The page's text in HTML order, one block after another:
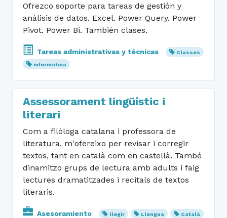
Ofrezco soporte para tareas de gestión y
análisis de datos. Excel. Power Query. Power
Pivot. Power Bi. También clases.
Tareas administrativas y técnicas
Classes
informática
Assessorament lingüístic i
literari
Com a filòloga catalana i professora de
literatura, m'ofereixo per revisar i corregir
textos, tant en català com en castellà. També
dinamitzo grups de lectura amb adults i faig
lectures dramatitzades i recitals de textos
literaris.
Asesoramiento llegir Llengua
Català